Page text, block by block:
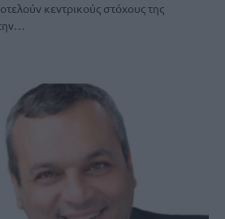
κεντρικούς στόχους της